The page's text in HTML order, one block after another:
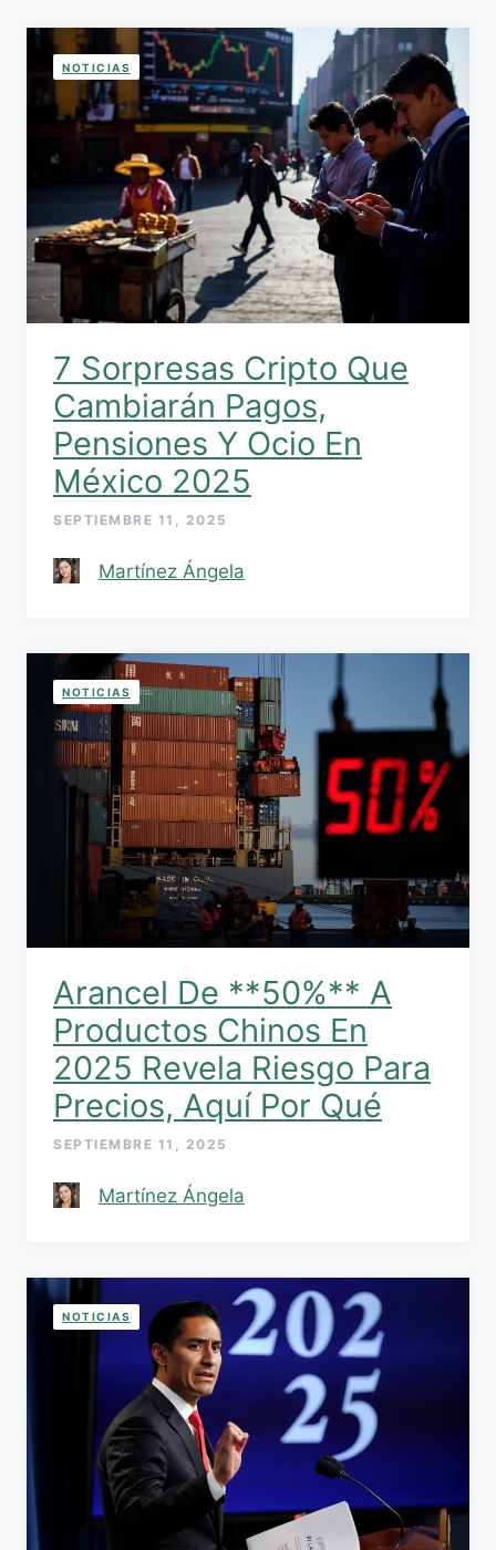
NOTICIAS
7 Sorpresas Cripto Que
Cambiarán Pagos,
Pensiones Y Ocio En
México 2025
SEPTIEMBRE 11, 2025
Martínez Ángela
NOTICIAS
Arancel De **50%** A
Productos Chinos En
2025 Revela Riesgo Para
Precios, Aquí Por Qué
SEPTIEMBRE 11, 2025
Martínez Ángela
NOTICIAS